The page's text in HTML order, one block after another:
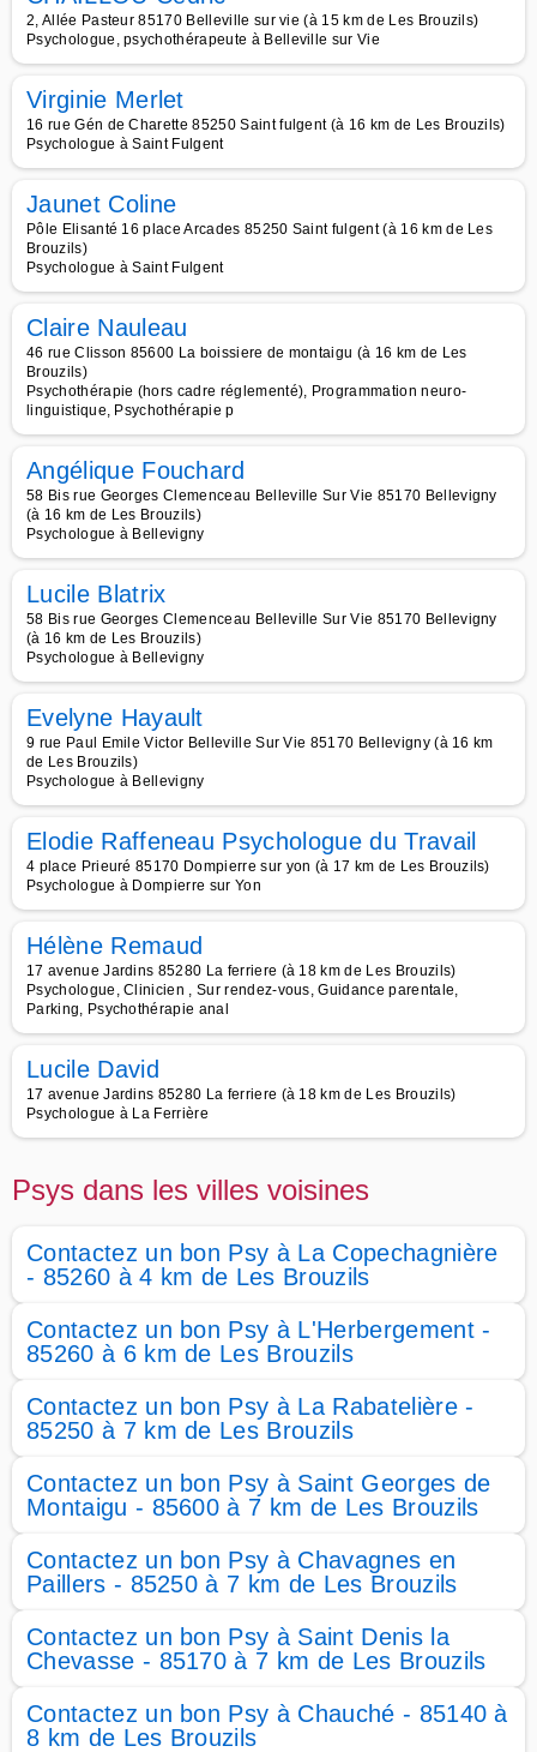
2, Allée Pasteur 85170 Belleville sur vie (à 15 km de Les Brouzils)
Psychologue, psychothérapeute à Belleville sur Vie
Virginie Merlet
16 rue Gén de Charette 85250 Saint fulgent (à 16 km de Les Brouzils)
Psychologue à Saint Fulgent
Jaunet Coline
Pôle Elisanté 16 place Arcades 85250 Saint fulgent (à 16 km de Les
Brouzils)
Psychologue à Saint Fulgent
Claire Nauleau
46 rue Clisson 85600 La boissiere de montaigu (à 16 km de Les
Brouzils)
Psychothérapie (hors cadre réglementé), Programmation neuro-
linguistique, Psychothérapie p
Angélique Fouchard
58 Bis rue Georges Clemenceau Belleville Sur Vie 85170 Bellevigny
(à 16 km de Les Brouzils)
Psychologue à Bellevigny
Lucile Blatrix
58 Bis rue Georges Clemenceau Belleville Sur Vie 85170 Bellevigny
(à 16 km de Les Brouzils)
Psychologue à Bellevigny
Evelyne Hayault
9 rue Paul Emile Victor Belleville Sur Vie 85170 Bellevigny (à 16 km
de Les Brouzils)
Psychologue à Bellevigny
Elodie Raffeneau Psychologue du Travail
4 place Prieuré 85170 Dompierre sur yon (à 17 km de Les Brouzils)
Psychologue à Dompierre sur Yon
Hélène Remaud
17 avenue Jardins 85280 La ferriere (à 18 km de Les Brouzils)
Psychologue, Clinicien , Sur rendez-vous, Guidance parentale,
Parking, Psychothérapie anal
Lucile David
17 avenue Jardins 85280 La ferriere (à 18 km de Les Brouzils)
Psychologue à La Ferrière
Psys dans les villes voisines
Contactez un bon Psy à La Copechagnière
- 85260 à 4 km de Les Brouzils
Contactez un bon Psy à L'Herbergement -
85260 à 6 km de Les Brouzils
Contactez un bon Psy à La Rabatelière -
85250 à 7 km de Les Brouzils
Contactez un bon Psy à Saint Georges de
Montaigu - 85600 à 7 km de Les Brouzils
Contactez un bon Psy à Chavagnes en
Paillers - 85250 à 7 km de Les Brouzils
Contactez un bon Psy à Saint Denis la
Chevasse - 85170 à 7 km de Les Brouzils
Contactez un bon Psy à Chauché - 85140 à
8 km de Les Brouzils